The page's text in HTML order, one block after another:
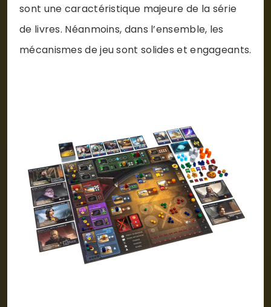
sont une caractéristique majeure de la série
de livres. Néanmoins, dans l’ensemble, les
mécanismes de jeu sont solides et engageants.